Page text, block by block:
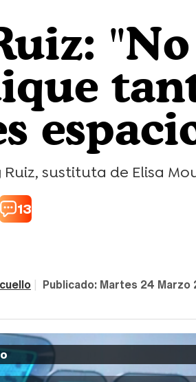
sustituta de Elisa
13
| Publicado: Martes 24 Marzo